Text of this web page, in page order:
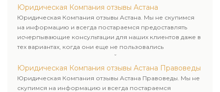
Юридическая Компания отзывы Астана
Юридическая Компания отзывы Астана. Мы не скупимся
на информацию и всегда постараемся предоставлять
исчерпывающие консультации для наших клиентов даже в
тех вариантах, когда они еще не пользовались
юридическими услугами нашей компании.
Юридическая Компания отзывы Астана Правоведы
Юридическая Компания отзывы Астана Правоведы. Мы не
скупимся на информацию и всегда постараемся